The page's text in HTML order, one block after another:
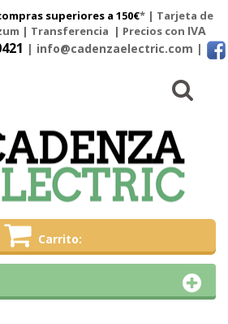
superiores a 150€* | Tarjeta de
| Transferencia | Precios con IVA
| info@cadenzaelectric.com |
Carrito